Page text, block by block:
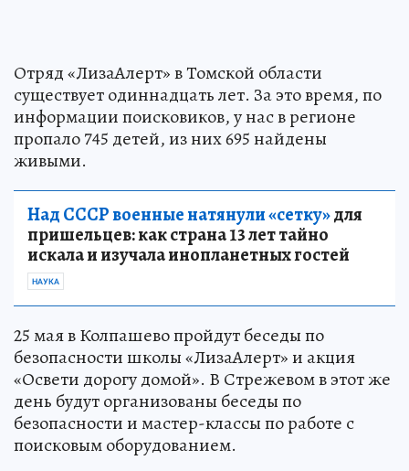
Отряд «ЛизаАлерт» в Томской области
существует одиннадцать лет. За это время, по
информации поисковиков, у нас в регионе
пропало 745 детей, из них 695 найдены
живыми.
Над СССР военные натянули «сетку»для
пришельцев: как страна 13 лет тайно
искала и изучала инопланетных гостей
НАУКА
25 мая в Колпашево пройдут беседы по
безопасности школы «ЛизаАлерт» и акция
«Освети дорогу домой». В Стрежевом в этот же
день будут организованы беседы по
безопасности и мастер-классы по работе с
поисковым оборудованием.